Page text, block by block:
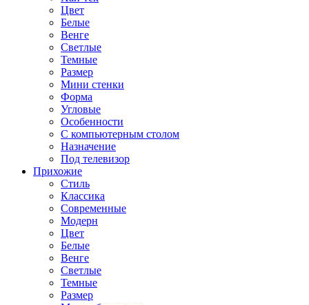
Цвет
Белые
Венге
Светлые
Темные
Размер
Мини стенки
Форма
Угловые
Особенности
С компьютерным столом
Назначение
Под телевизор
Прихожие
Стиль
Классика
Современные
Модерн
Цвет
Белые
Венге
Светлые
Темные
Размер